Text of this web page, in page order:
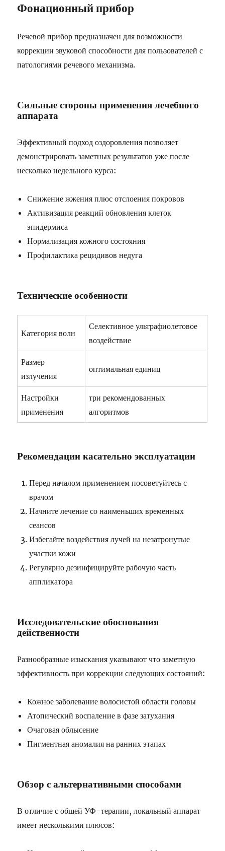
Фонационный прибор
Речевой прибор предназначен для возможности
коррекции звуковой способности для пользователей с
патологиями речевого механизма.
Сильные стороны применения лечебного
аппарата
Эффективный подход оздоровления позволяет
демонстрировать заметных результатов уже после
несколько недельного курса:
Снижение жжения плюс отслоения покровов
Активизация реакций обновления клеток
эпидермиса
Нормализация кожного состояния
Профилактика рецидивов недуга
Технические особенности
Категория волн
Селективное ультрафиолетовое
воздействие
Размер
излучения
оптимальная единиц
Настройки
применения
три рекомендованных
алгоритмов
Рекомендации касательно эксплуатации
Перед началом применением посоветуйтесь с
врачом
Начните лечение со наименьших временных
сеансов
Избегайте воздействия лучей на незатронутые
участки кожи
Регулярно дезинфицируйте рабочую часть
аппликатора
Исследовательские обоснования
действенности
Разнообразные изыскания указывают что заметную
эффективность при коррекции следующих состояний:
Кожное заболевание волосистой области головы
Атопический воспаление в фазе затухания
Очаговая облысение
Пигментная аномалия на ранних этапах
Обзор с альтернативными способами
В отличие с общей УФ-терапии, локальный аппарат
имеет несколькими плюсов: